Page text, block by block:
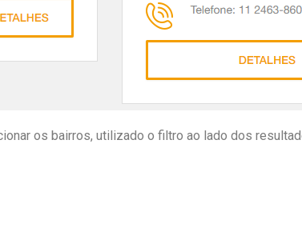
os bairros, utilizado o filtro ao lado dos